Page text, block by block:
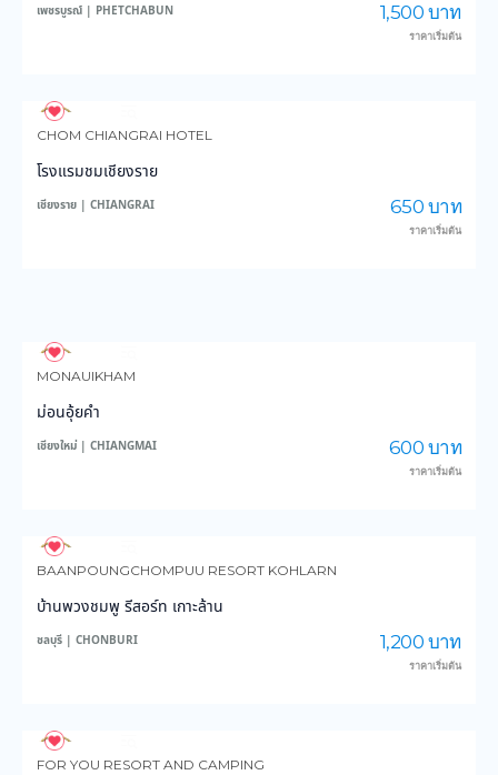
เพชรบูรณ์ | PHETCHABUN 1,500 บาท
ราคาเริ่มต้น
3,615
CHOM CHIANGRAI HOTEL
โรงแรมชมเชียงราย
เชียงราย | CHIANGRAI 650 บาท
ราคาเริ่มต้น
3,976
MONAUIKHAM
ม่อนอุ้ยคำ
เชียงใหม่ | CHIANGMAI 600 บาท
ราคาเริ่มต้น
4,177
BAANPOUNGCHOMPUU RESORT KOHLARN
บ้านพวงชมพู รีสอร์ท เกาะล้าน
ชลบุรี | CHONBURI 1,200 บาท
ราคาเริ่มต้น
4,287
FOR YOU RESORT AND CAMPING